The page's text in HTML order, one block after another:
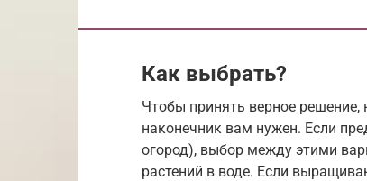
Как выбрать?
Чтобы принять верное решение,
наконечник вам нужен. Если
огород), выбор между этими
растений в воде. Если